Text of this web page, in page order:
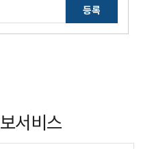
등록
서비스